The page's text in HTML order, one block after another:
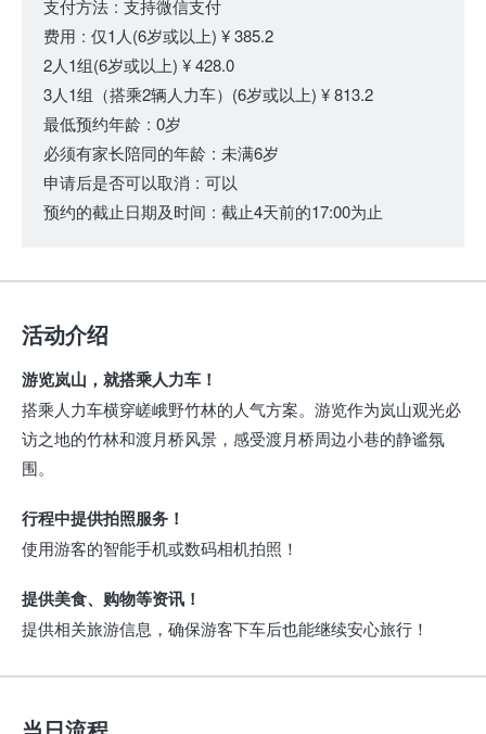
支付方法 : 支持微信支付
费用 : 仅1人(6岁或以上) ¥ 385.2
2人1组(6岁或以上) ¥ 428.0
3人1组（搭乘2辆人力车） (6岁或以上) ¥ 813.2
最低预约年龄 : 0岁
必须有家长陪同的年龄 : 未满6岁
申请后是否可以取消 : 可以
预约的截止日期及时间 : 截止4天前的17:00为止
活动介绍
游览岚山，就搭乘人力车！
搭乘人力车横穿嵯峨野竹林的人气方案。游览作为岚山观光必
访之地的竹林和渡月桥风景，感受渡月桥周边小巷的静谧氛
围。
行程中提供拍照服务！
使用游客的智能手机或数码相机拍照！
提供美食、购物等资讯！
提供相关旅游信息，确保游客下车后也能继续安心旅行！